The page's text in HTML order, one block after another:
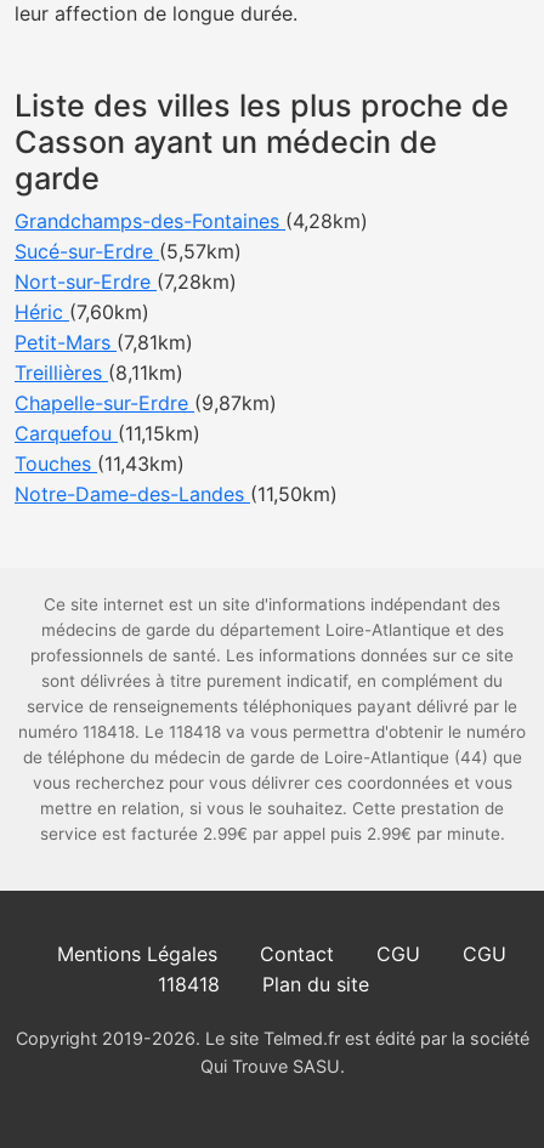
leur affection de longue durée.
Liste des villes les plus proche de
Casson ayant un médecin de
garde
Grandchamps-des-Fontaines (4,28km)
Sucé-sur-Erdre (5,57km)
Nort-sur-Erdre (7,28km)
Héric (7,60km)
Petit-Mars (7,81km)
Treillières (8,11km)
Chapelle-sur-Erdre (9,87km)
Carquefou (11,15km)
Touches (11,43km)
Notre-Dame-des-Landes (11,50km)
Ce site internet est un site d'informations indépendant des
médecins de garde du département Loire-Atlantique et des
professionnels de santé. Les informations données sur ce site
sont délivrées à titre purement indicatif, en complément du
service de renseignements téléphoniques payant délivré par le
numéro 118418. Le 118418 va vous permettra d'obtenir le numéro
de téléphone du médecin de garde de Loire-Atlantique (44) que
vous recherchez pour vous délivrer ces coordonnées et vous
mettre en relation, si vous le souhaitez. Cette prestation de
service est facturée 2.99€ par appel puis 2.99€ par minute.
Mentions Légales Contact CGU
CGU
118418
Plan du site
Copyright 2019-2026. Le site Telmed.fr est édité par la société
Qui Trouve SASU.